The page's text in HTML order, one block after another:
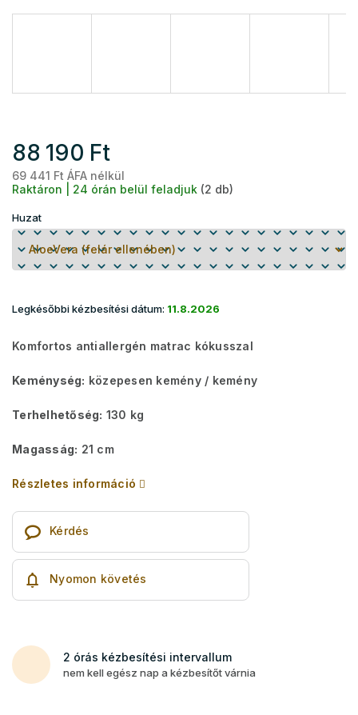
88 190 Ft
69 441 Ft ÁFA nélkül
Raktáron | 24 órán belül feladjuk (2 db)
Huzat
Legkésőbbi kézbesítési dátum: 11.8.2026
Komfortos antiallergén matrac kókusszal
Keménység: közepesen kemény / kemény
Terhelhetőség: 130 kg
Magasság: 21 cm
Részletes információ
Kérdés
Nyomon követés
2 órás kézbesítési intervallum
nem kell egész nap a kézbesítőt várnia